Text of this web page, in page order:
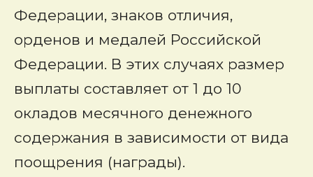
Федерации, знаков отличия,
орденов и медалей Российской
Федерации. В этих случаях размер
выплаты составляет от 1 до 10
окладов месячного денежного
содержания в зависимости от вида
поощрения (награды).